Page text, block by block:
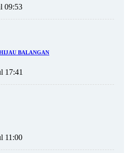
09:53
BALANGAN
17:41
11:00